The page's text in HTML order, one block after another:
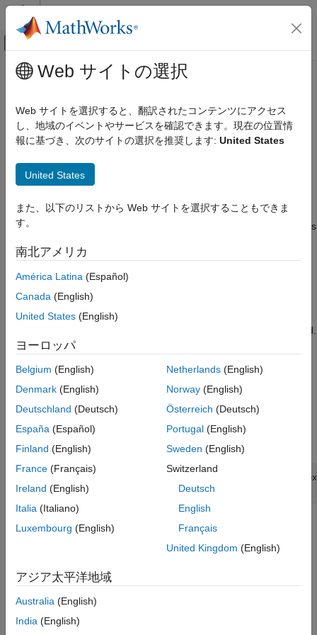
コンテンツへスキップ
オフキャンバス ナビゲーション メ
ドキュメンテーションのホーム
SoC Blockset
SoC Blockset Supported Hardware
Radio Applications
MATLAB Performance Improvements
Vector-Based Processing
C Code Generation from MATLAB
See Also
メインコンテンツ
MATLAB Performance
Improvements
Performance improvements can help you achieve real-time
the performance of your SDR algorithm.
Vector-Based Processing
With vector-based processing, the MATLAB
program processes
object™.
Consider using large vectors of size 1000 and up. The
default is 20000.
Use large vectors of data to minimize function call overhead.
MEX function using the function
codegen.
This command generates the MEX fileyourSDRExMex
codegen yourSDRExample
yourSDRExMex
-g
See Also
How useful was this information?
Web サイトの選択
Web サイトを選択すると、翻訳されたコンテンツにアクセス
し、地域のイベントやサービスを確認できます。現在の位置情
報に基づき、次のサイトの選択を推奨します: United States
United States
また、以下のリストから Web サイトを選択することもできま
す。
南北アメリカ
América Latina (Español)
Canada (English)
United States (English)
ヨーロッパ
Belgium (English)
Denmark (English)
Deutschland (Deutsch)
España (Español)
Finland (English)
France (Français)
Ireland (English)
Italia (Italiano)
Luxembourg (English)
Netherlands(English)
Norway(English)
Österreich (Deutsch)
Portugal(English)
Sweden (English)
Switzerland
Deutsch
English
Français
United Kingdom (English)
アジア太平洋地域
Australia (English)
India (English)